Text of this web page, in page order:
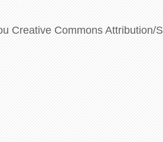
Creative Commons Attribution/